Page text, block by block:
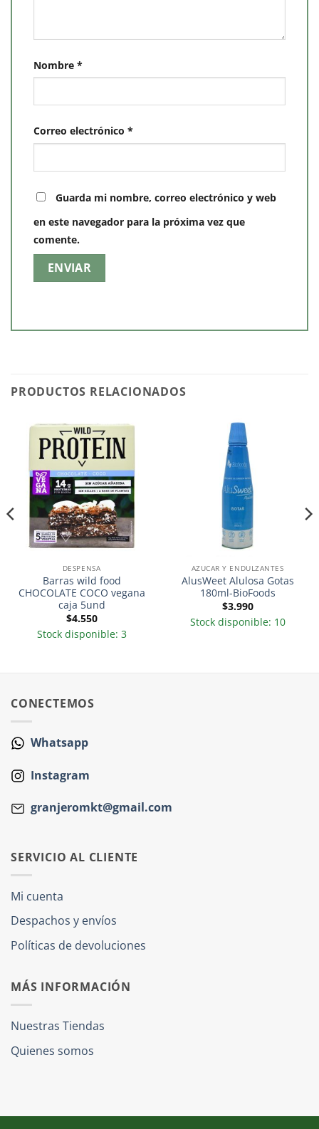
Nombre *
Correo electrónico *
Guarda mi nombre, correo electrónico y web
en este navegador para la próxima vez que
comente.
PRODUCTOS RELACIONADOS
DESPENSA
Barras wild food
CHOCOLATE COCO vegana
caja 5und
$4.550
Stock disponible: 3
AZUCAR Y ENDULZANTES
AlusWeet Alulosa Gotas
180ml-BioFoods
$3.990
Stock disponible: 10
CONECTEMOS
Whatsapp
Instagram
granjeromkt@gmail.com
SERVICIO AL CLIENTE
Mi cuenta
Despachos y envíos
Políticas de devoluciones
MÁS INFORMACIÓN
Nuestras Tiendas
Quienes somos